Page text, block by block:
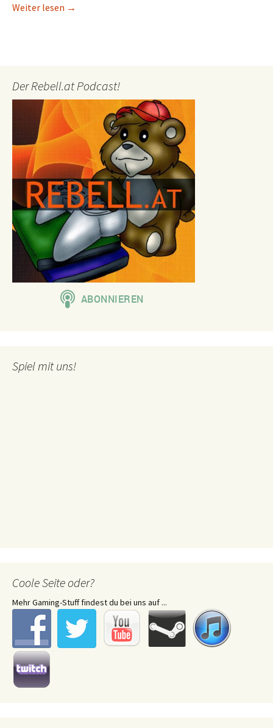
Weiter lesen Gutenachtgeschichte
→
Der Rebell.at Podcast!
Spiel mit uns!
Coole Seite oder?
Mehr Gaming-Stuff findest du bei uns auf ...